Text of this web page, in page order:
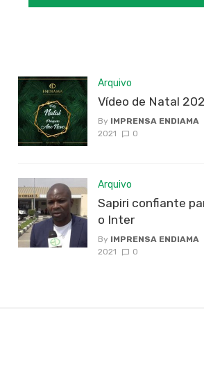
Arquivo
Vídeo de Natal
By IMPRENSA ENDIAMA
2021
0
Arquivo
Sapiri confiante
o Inter
By IMPRENSA ENDIAMA
2021
0